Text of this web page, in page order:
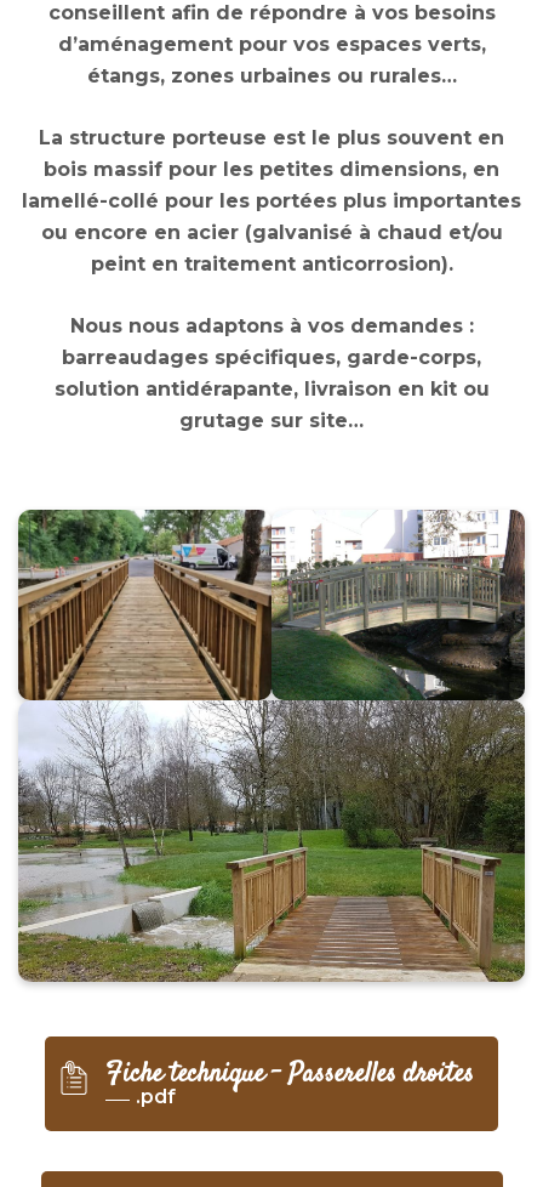
conseillent afin de répondre à vos besoins
d’aménagement pour vos espaces verts,
étangs, zones urbaines ou rurales…
La structure porteuse est le plus souvent en
bois massif pour les petites dimensions, en
lamellé-collé pour les portées plus importantes
ou encore en acier (galvanisé à chaud et/ou
peint en traitement anticorrosion).
Nous nous adaptons à vos demandes :
barreaudages spécifiques, garde-corps,
solution antidérapante, livraison en kit ou
grutage sur site…
Fiche technique – Passerelles droites
.pdf